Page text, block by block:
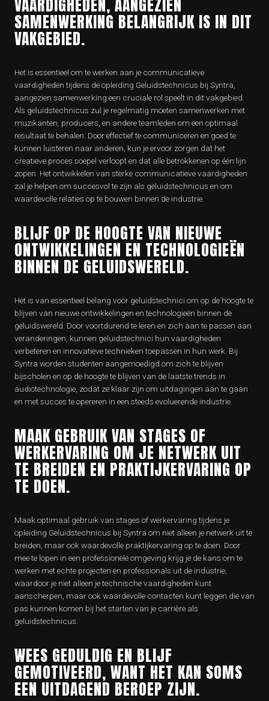
VAARDIGHEDEN, AANGEZIEN
SAMENWERKING BELANGRIJK IS IN DIT
VAKGEBIED.
Het is essentieel om te werken aan je communicatieve
vaardigheden tijdens de opleiding Geluidstechnicus bij Syntra,
aangezien samenwerking een cruciale rol speelt in dit vakgebied.
Als geluidstechnicus zul je regelmatig moeten samenwerken met
muzikanten, producers, en andere teamleden om een optimaal
resultaat te behalen. Door effectief te communiceren en goed te
kunnen luisteren naar anderen, kun je ervoor zorgen dat het
creatieve proces soepel verloopt en dat alle betrokkenen op één lijn
zopen. Het ontwikkelen van sterke communicatieve vaardigheden
zal je helpen om succesvol te zijn als geluidstechnicus en om
waardevolle relaties op te bouwen binnen de industrie.
BLIJF OP DE HOOGTE VAN NIEUWE
ONTWIKKELINGEN EN TECHNOLOGIEËN
BINNEN DE GELUIDSWERELD.
Het is van essentieel belang voor geluidstechnici om op de hoogte te
blijven van nieuwe ontwikkelingen en technologieën binnen de
geluidswereld. Door voortdurend te leren en zich aan te passen aan
veranderingen, kunnen geluidstechnici hun vaardigheden
verbeteren en innovatieve technieken toepassen in hun werk. Bij
Syntra worden studenten aangemoedigd om zich te blijven
bijscholen en op de hoogte te blijven van de laatste trends in
audiotechnologie, zodat ze klaar zijn om uitdagingen aan te gaan
en met succes te opereren in een steeds evoluerende industrie.
MAAK GEBRUIK VAN STAGES OF
WERKERVARING OM JE NETWERK UIT
TE BREIDEN EN PRAKTIJKERVARING OP
TE DOEN.
Maak optimaal gebruik van stages of werkervaring tijdens je
opleiding Geluidstechnicus bij Syntra om niet alleen je netwerk uit te
breiden, maar ook waardevolle praktijkervaring op te doen. Door
mee te lopen in een professionele omgeving krijg je de kans om te
werken met echte projecten en professionals uit de industrie,
waardoor je niet alleen je technische vaardigheden kunt
aanscherpen, maar ook waardevolle contacten kunt leggen die van
pas kunnen komen bij het starten van je carrière als
geluidstechnicus.
WEES GEDULDIG EN BLIJF
GEMOTIVEERD, WANT HET KAN SOMS
EEN UITDAGEND BEROEP ZIJN.